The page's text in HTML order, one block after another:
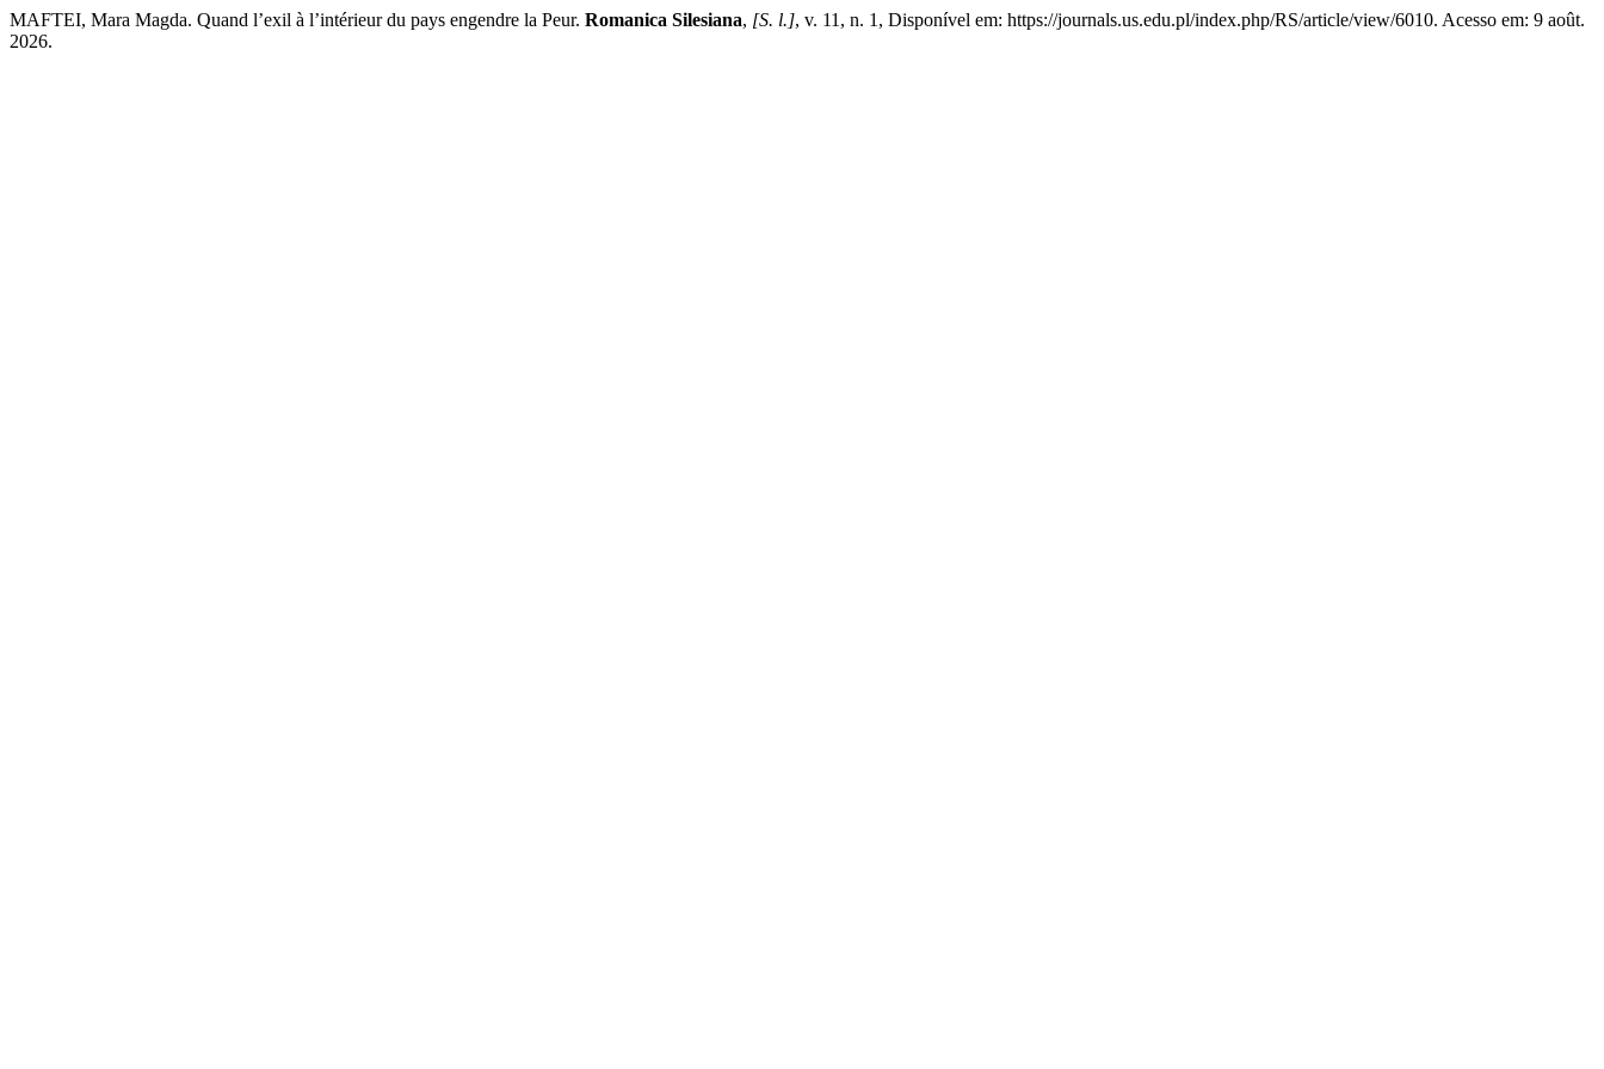
MAFTEI, Mara Magda. Quand l’exil à l’intérieur du pays engendre la Peur. Romanica Silesiana, [S. l.], v. 11, n. 1, Disponível em: https://journals.us.edu.pl/index.php/RS/article/view/6010. Acesso em: 9 août.
2026.